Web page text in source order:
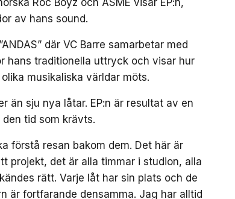
Roc Boyz och ASME visar EP:n,
av hans sound.
där VC Barre samarbetar med
hans traditionella uttryck och visar hur
musikaliska världar möts.
än sju nya låtar. EP:n är resultat av en
tid som krävts.
förstå resan bakom dem. Det här är
projekt, det är alla timmar i studion, alla
rätt. Varje låt har sin plats och de
är fortfarande densamma. Jag har alltid